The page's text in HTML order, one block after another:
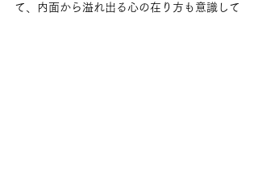
て、内面から溢れ出る心の在り方も意識して